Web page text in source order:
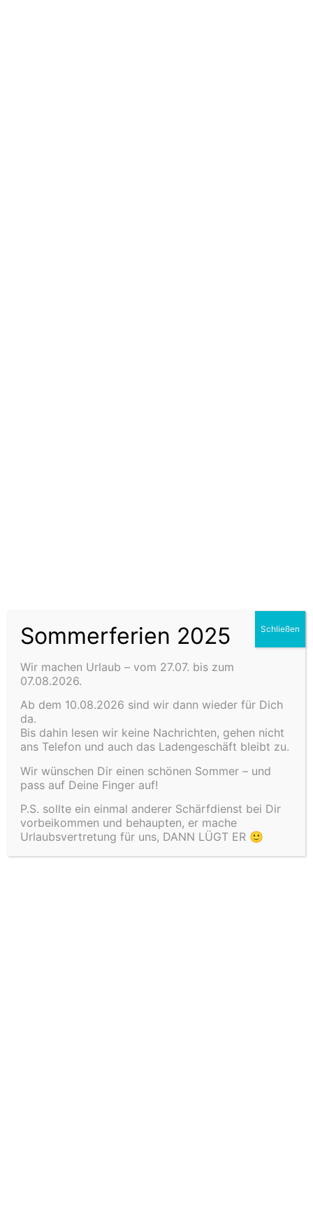
Sommerferien 2025
Wir machen Urlaub – vom 27.07. bis zum
07.08.2026.
Ab dem 10.08.2026 sind wir dann wieder für Dich
da.
Bis dahin lesen wir keine Nachrichten, gehen nicht
ans Telefon und auch das Ladengeschäft bleibt zu.
Wir wünschen Dir einen schönen Sommer – und
pass auf Deine Finger auf!
P.S. sollte ein einmal anderer Schärfdienst bei Dir
vorbeikommen und behaupten, er mache
Urlaubsvertretung für uns, DANN LÜGT ER 🙂
Schließen